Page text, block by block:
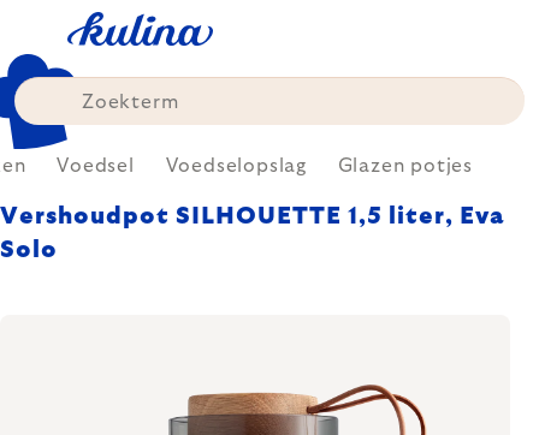
content
Voedsel Voedselopslag Glazen potjes
Vershoudpot SILHOUETTE 1,5 liter, Eva
Solo